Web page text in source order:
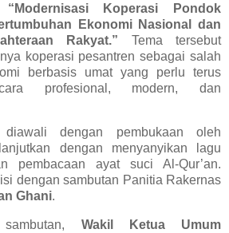
“Modernisasi Koperasi Pondok
Ekonomi Nasional dan
Rakyat.” Tema tersebut
koperasi pesantren sebagai salah
berbasis umat yang perlu terus
profesional, modern, dan
diawali dengan pembukaan oleh
dengan menyanyikan lagu
pembacaan ayat suci Al-Qur’an.
dengan sambutan Panitia Rakernas
Ghani.
Wakil Ketua Umum